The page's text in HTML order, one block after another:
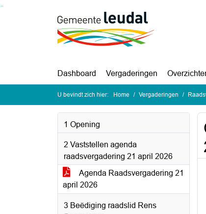
Ga naar de inhoud van deze pagina
Dashboard Vergaderingen
U bevindt zich hier: Home Vergaderingen
1 Opening
2 Vaststellen agenda
raadsvergadering 21 april 2026
Agenda Raadsvergadering 21
april 2026
3 Beëdiging raadslid Rens